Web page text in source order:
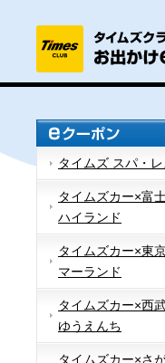
タイムズ スパ・レ
タイムズカー×富
ハイランド
タイムズカー×東
マーランド
タイムズカー×西
ゆうえんち
タイムズカー×さ